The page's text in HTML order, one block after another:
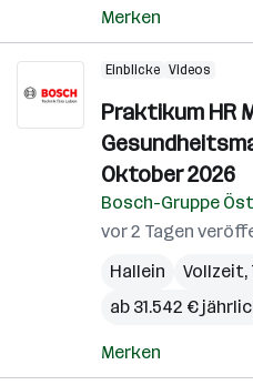
Merken
Einblicke Videos
Praktikum HR
Oktober 2026
Bosch-Gruppe
vor 2 Tagen
Hallein
Vollzeit,
ab 31.542 €
Merken